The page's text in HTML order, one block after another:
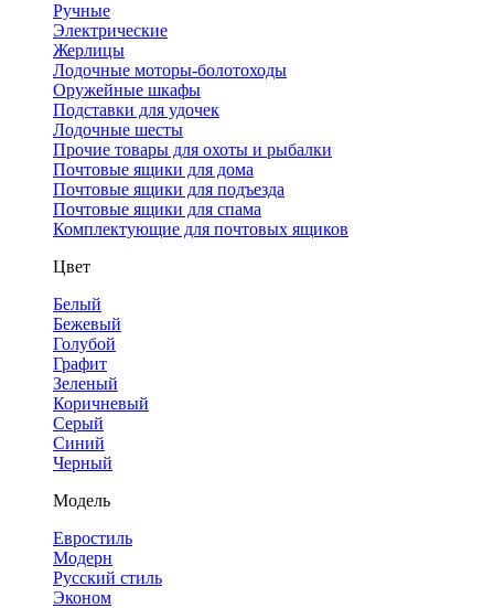
Ручные
Электрические
Жерлицы
Лодочные моторы-болотоходы
Оружейные шкафы
Подставки для удочек
Лодочные шесты
Прочие товары для охоты и рыбалки
Почтовые ящики для дома
Почтовые ящики для подъезда
Почтовые ящики для спама
Комплектующие для почтовых ящиков
Цвет
Белый
Бежевый
Голубой
Графит
Зеленый
Коричневый
Серый
Синий
Черный
Модель
Евростиль
Модерн
Русский стиль
Эконом